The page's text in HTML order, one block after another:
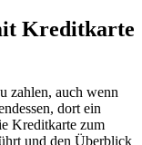
Kreditkarte
zahlen, auch wenn
dort ein
Kreditkarte zum
und den Überblick